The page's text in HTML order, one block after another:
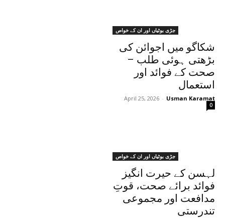
جڑی بوٹیاں اور ان کے خواص
شکاگو میں اجوائن کی
بڑھتی ہوئی طلب –
صحت کے فوائد اور
استعمال
Usman Karamat
-
April 25, 2026
0
جڑی بوٹیاں اور ان کے خواص
لہسن کے حیرت انگیز
فوائد برائے صحت، قوتِ
مدافعت اور مجموعی
تندرستی